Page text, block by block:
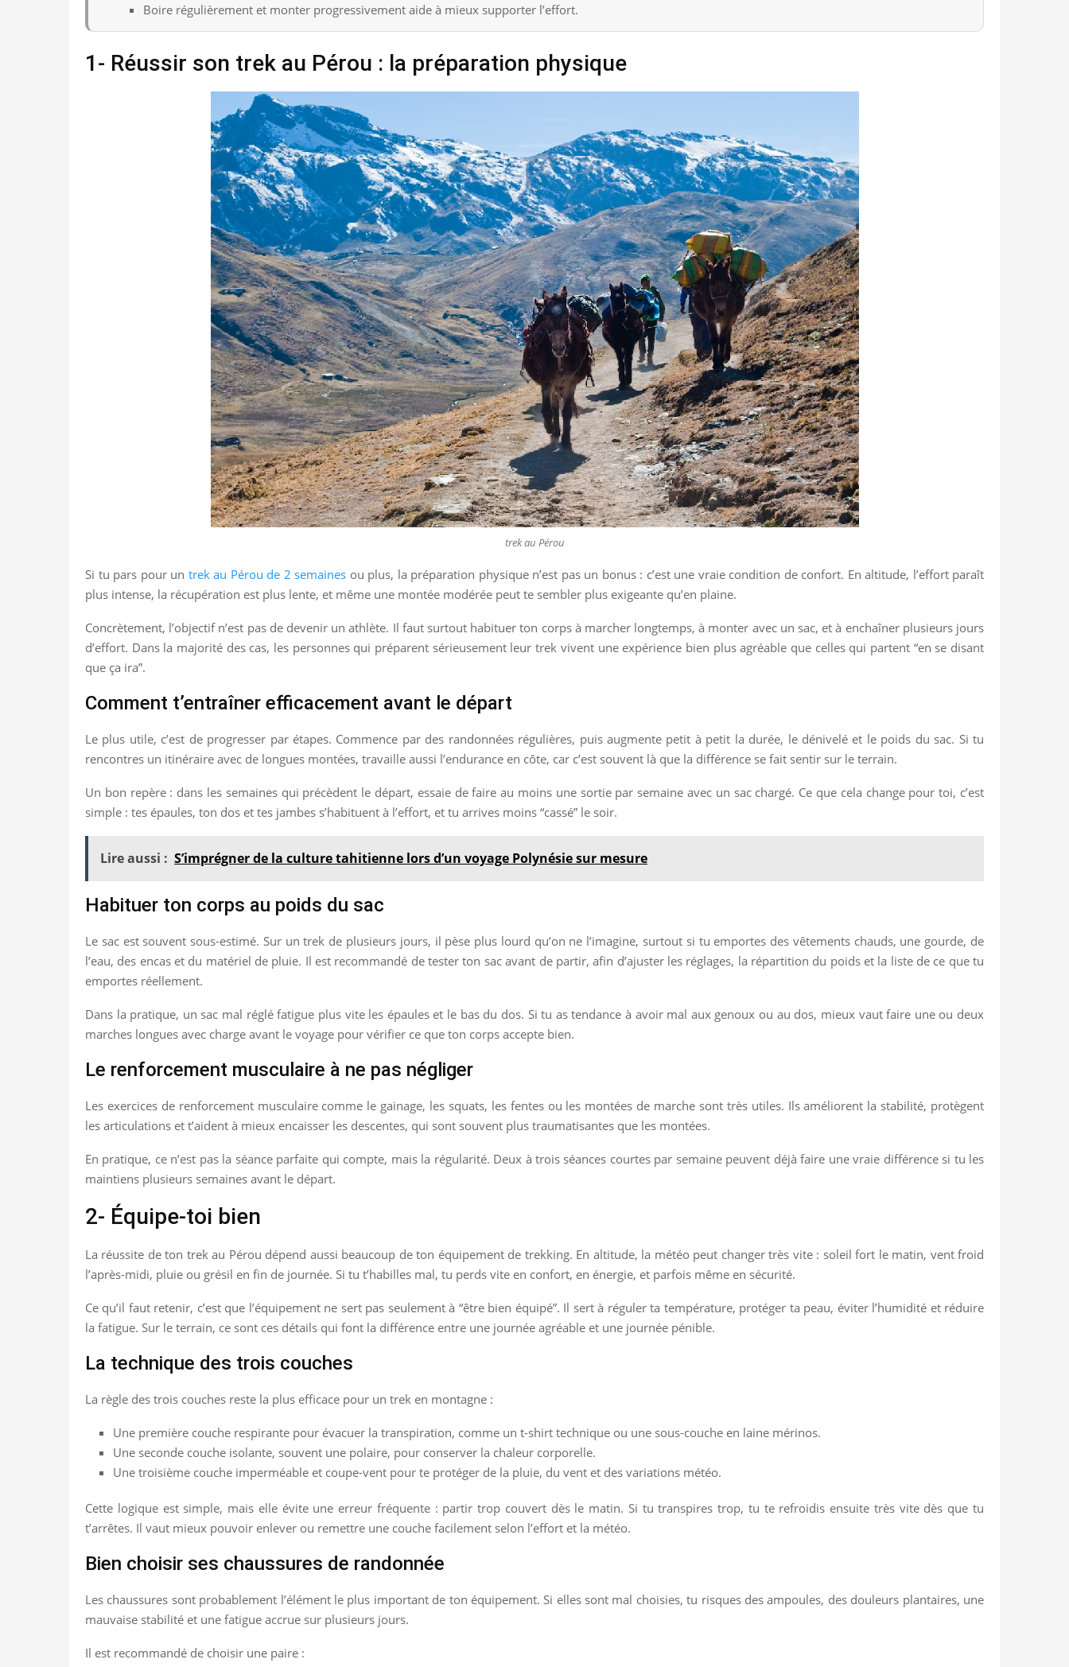
Boire régulièrement et monter progressivement aide à mieux supporter l’effort.
1- Réussir son trek au Pérou : la préparation physique
trek au Pérou
Si tu pars pour un trek au Pérou de 2 semaines ou plus, la préparation physique n’est pas un bonus : c’est une vraie condition de confort. En altitude, l’effort paraît
plus intense, la récupération est plus lente, et même une montée modérée peut te sembler plus exigeante qu’en plaine.
Concrètement, l’objectif n’est pas de devenir un athlète. Il faut surtout habituer ton corps à marcher longtemps, à monter avec un sac, et à enchaîner plusieurs jours
d’effort. Dans la majorité des cas, les personnes qui préparent sérieusement leur trek vivent une expérience bien plus agréable que celles qui partent “en se disant
que ça ira”.
Comment t’entraîner efficacement avant le départ
Le plus utile, c’est de progresser par étapes. Commence par des randonnées régulières, puis augmente petit à petit la durée, le dénivelé et le poids du sac. Si tu
rencontres un itinéraire avec de longues montées, travaille aussi l’endurance en côte, car c’est souvent là que la différence se fait sentir sur le terrain.
Un bon repère : dans les semaines qui précèdent le départ, essaie de faire au moins une sortie par semaine avec un sac chargé. Ce que cela change pour toi, c’est
simple : tes épaules, ton dos et tes jambes s’habituent à l’effort, et tu arrives moins “cassé” le soir.
Lire aussi : S’imprégner de la culture tahitienne lors d’un voyage Polynésie sur mesure
Habituer ton corps au poids du sac
Le sac est souvent sous-estimé. Sur un trek de plusieurs jours, il pèse plus lourd qu’on ne l’imagine, surtout si tu emportes des vêtements chauds, une gourde, de
l’eau, des encas et du matériel de pluie. Il est recommandé de tester ton sac avant de partir, afin d’ajuster les réglages, la répartition du poids et la liste de ce que tu
emportes réellement.
Dans la pratique, un sac mal réglé fatigue plus vite les épaules et le bas du dos. Si tu as tendance à avoir mal aux genoux ou au dos, mieux vaut faire une ou deux
marches longues avec charge avant le voyage pour vérifier ce que ton corps accepte bien.
Le renforcement musculaire à ne pas négliger
Les exercices de renforcement musculaire comme le gainage, les squats, les fentes ou les montées de marche sont très utiles. Ils améliorent la stabilité, protègent
les articulations et t’aident à mieux encaisser les descentes, qui sont souvent plus traumatisantes que les montées.
En pratique, ce n’est pas la séance parfaite qui compte, mais la régularité. Deux à trois séances courtes par semaine peuvent déjà faire une vraie différence si tu les
maintiens plusieurs semaines avant le départ.
2- Équipe-toi bien
La réussite de ton trek au Pérou dépend aussi beaucoup de ton équipement de trekking. En altitude, la météo peut changer très vite : soleil fort le matin, vent froid
l’après-midi, pluie ou grésil en fin de journée. Si tu t’habilles mal, tu perds vite en confort, en énergie, et parfois même en sécurité.
Ce qu’il faut retenir, c’est que l’équipement ne sert pas seulement à “être bien équipé”. Il sert à réguler ta température, protéger ta peau, éviter l’humidité et réduire
la fatigue. Sur le terrain, ce sont ces détails qui font la différence entre une journée agréable et une journée pénible.
La technique des trois couches
La règle des trois couches reste la plus efficace pour un trek en montagne :
Une première couche respirante pour évacuer la transpiration, comme un t-shirt technique ou une sous-couche en laine mérinos.
Une seconde couche isolante, souvent une polaire, pour conserver la chaleur corporelle.
Une troisième couche imperméable et coupe-vent pour te protéger de la pluie, du vent et des variations météo.
Cette logique est simple, mais elle évite une erreur fréquente : partir trop couvert dès le matin. Si tu transpires trop, tu te refroidis ensuite très vite dès que tu
t’arrêtes. Il vaut mieux pouvoir enlever ou remettre une couche facilement selon l’effort et la météo.
Bien choisir ses chaussures de randonnée
Les chaussures sont probablement l’élément le plus important de ton équipement. Si elles sont mal choisies, tu risques des ampoules, des douleurs plantaires, une
mauvaise stabilité et une fatigue accrue sur plusieurs jours.
Il est recommandé de choisir une paire :